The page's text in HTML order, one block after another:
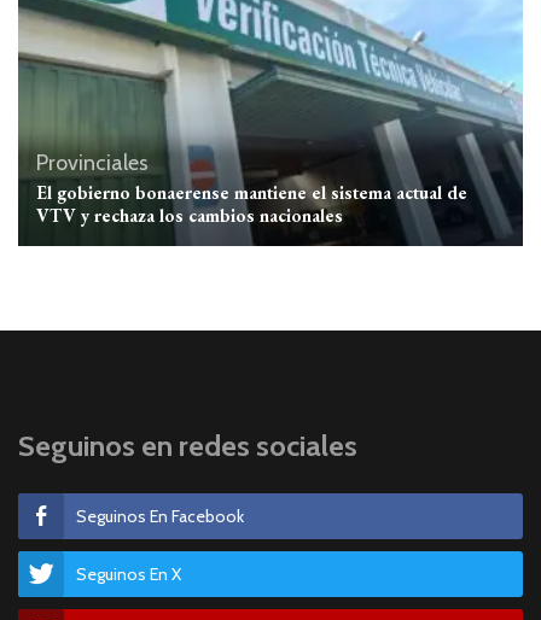
Provinciales
El gobierno bonaerense mantiene el sistema actual de
VTV y rechaza los cambios nacionales
Seguinos en redes sociales
Seguinos En Facebook
Seguinos En X